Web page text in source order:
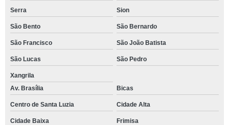
Serra Sion
São Bento São Bernardo
São Francisco São João Batista
São Lucas São Pedro
Xangrila
Av. Brasília
Bicas
Centro de Santa Luzia Cidade Alta
Cidade Baixa Frimisa